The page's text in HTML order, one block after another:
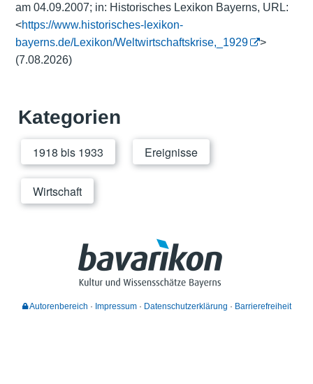
am 04.09.2007; in: Historisches Lexikon Bayerns, URL:
<https://www.historisches-lexikon-
bayerns.de/Lexikon/Weltwirtschaftskrise,_1929
>
(7.08.2026)
Kategorien
1918 bis 1933 Ereignisse
Wirtschaft
Autorenbereich Impressum Datenschutzerklärung Barrierefreiheit